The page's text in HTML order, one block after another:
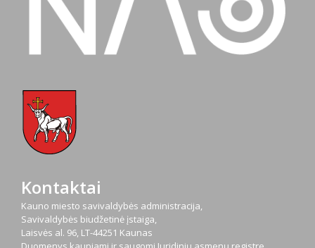
Kontaktai
Kauno miesto savivaldybės administracija,
Savivaldybės biudžetinė įstaiga,
Laisvės al. 96, LT-44251 Kaunas